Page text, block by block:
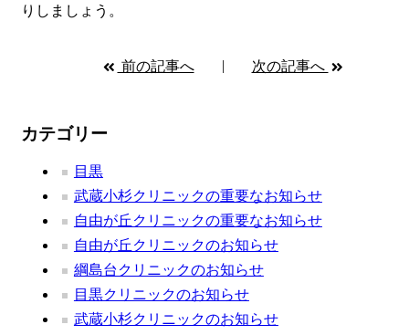
りしましょう。
前の記事へ 次の記事へ
カテゴリー
目黒
武蔵小杉クリニックの重要なお知らせ
自由が丘クリニックの重要なお知らせ
自由が丘クリニックのお知らせ
綱島台クリニックのお知らせ
目黒クリニックのお知らせ
武蔵小杉クリニックのお知らせ